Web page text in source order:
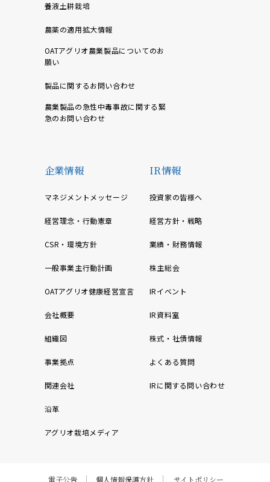
養液土耕栽培
農薬の適用拡大情報
OATアグリオ農業製品についてのお
願い
製品に関するお問い合わせ
農業製品の急性中毒事故に関する緊
急のお問い合わせ
企業情報
マネジメントメッセージ
経営理念・行動憲章
CSR・環境方針
一般事業主行動計画
OATアグリオ健康経営宣言
会社概要
組織図
事業拠点
関連会社
沿革
アグリオ栽培メディア
IR情報
投資家の皆様へ
経営方針・戦略
業績・財務情報
株主総会
IRイベント
IR資料室
株式・社債情報
よくある質問
IRに関する問い合わせ
電子公告 個人情報保護方針 サイトポリシー